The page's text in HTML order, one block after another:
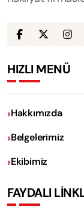
HIZLI MENÜ
Hakkımızda
Belgelerimiz
Ekibimiz
FAYDALI